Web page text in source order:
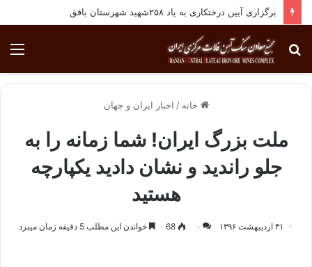
برگزاری آیین درختکاری به یاد ۲۵۸شهید شهرستان بافق
جستجو
برای
خانه / اخبار ایران و جهان
ملت بزرگ ایران! شما زمانه را به
جلو راندید و نشان دادید یکپارچه
هستید
۳۱ اردیبهشت ۱۳۹۶ ۰ 68 خواندن این مطلب 5 دقیقه زمان میبرد